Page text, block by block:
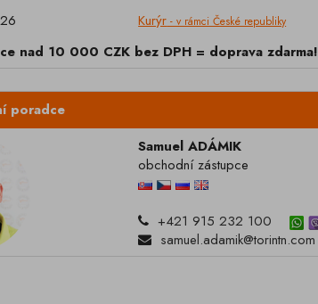
Kurýr - v rámci České republiky
nad 10 000 CZK bez DPH = doprava zdarma!
poradce
Samuel ADÁMIK
obchodní zástupce
+421 915 232 100
samuel.adamik@torintn.com